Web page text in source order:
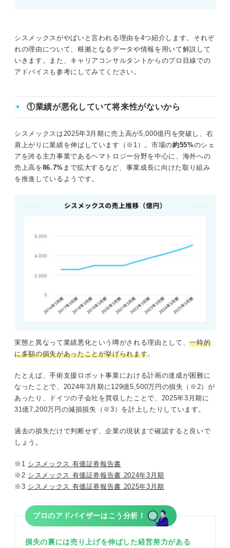
シスメックスがやばいと言われる理由を4つ紹介します。それぞ
れの理由について、根拠となるデータや情報を用いて解説して
いきます。また、キャリアコンサルタントからのプロ目線での
アドバイスも参考にしてみてください。
①業績が悪化していて将来性がないから
シスメックスは2025年3月期に売上高が5,000億円を突破し、右
肩上がりに業績を伸ばしています（※1）。市場の約55%のシェ
アを誇る主力事業であるヘマトロジー分野を中心に、海外への
売上高を86.7% まで拡大するなど、事業成長に向けた取り組み
を推進しているようです。
実態と異なって業績悪化という噂がされる理由として、一時的
に多額の損失があったことが挙げられます。
たとえば、手術支援ロボット事業における計画の達成が困難に
なったことで、2024年3月期に129億5,500万円の損失（※2）が
あったり、ドイツの子会社を買収したことで、2025年3月期に
31億7,200万円の減損損失（※3）を計上したりしています。
過去の損失だけで判断せず、企業の現状まで確認すると良いで
しょう。
※1 シスメックス 有価証券報告書
※2 シスメックス 有価証券報告書 2024年3月期
※3 シスメックス 有価証券報告書 2025年3月期
プロのアドバイザーはこう分析！
損失の裏には売り上げを伸ばした経営努力がある